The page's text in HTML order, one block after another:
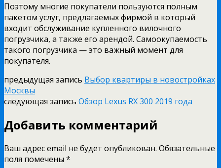
Поэтому многие покупатели пользуются полным
пакетом услуг, предлагаемых фирмой в который
входит обслуживание купленного вилочного
погрузчика, а также его арендой. Самоокупаемость
такого погрузчика — это важный момент для
покупателя.
предыдущая запись Выбор квартиры в новостройках
Москвы
следующая запись Обзор Lexus RX 300 2019 года
Добавить комментарий
Ваш адрес email не будет опубликован. Обязательные
поля помечены *